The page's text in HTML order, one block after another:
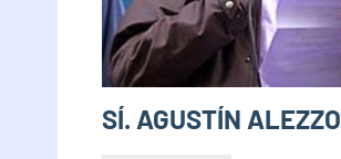
SÍ. AGUSTÍN ALEZZO